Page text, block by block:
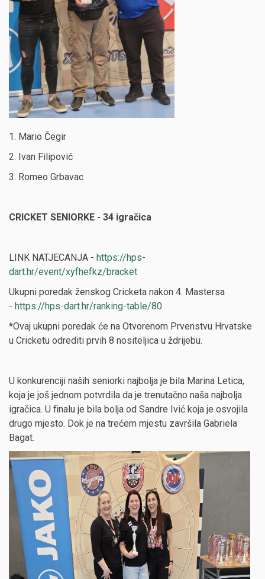
1. Mario Čegir
2. Ivan Filipović
3. Romeo Grbavac
CRICKET SENIORKE - 34 igračica
LINK NATJECANJA - https://hps-
dart.hr/event/xyfhefkz/bracket
Ukupni poredak ženskog Cricketa nakon 4. Mastersa
- https://hps-dart.hr/ranking-table/80
*Ovaj ukupni poredak će na Otvorenom Prvenstvu Hrvatske
u Cricketu odrediti prvih 8 nositeljica u ždrijebu.
U konkurenciji naših seniorki najbolja je bila Marina Letica,
koja je još jednom potvrdila da je trenutačno naša najbolja
igračica. U finalu je bila bolja od Sandre Ivić koja je osvojila
drugo mjesto. Dok je na trećem mjestu završila Gabriela
Bagat.